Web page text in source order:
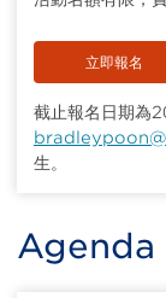
立即報名
截止報名日期為
生。
Agenda